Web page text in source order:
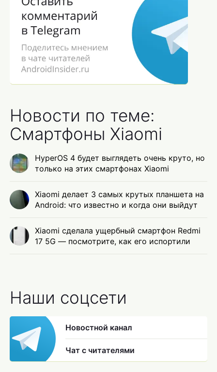
Новости по теме:
Смартфоны Xiaomi
HyperOS 4 будет выглядеть очень круто, но
только на этих смартфонах Xiaomi
Xiaomi делает 3 самых крутых планшета на
Android: что известно и когда они выйдут
Xiaomi сделала ущербный смартфон Redmi
17 5G — посмотрите, как его испортили
Наши соцсети
Новостной канал
Чат с читателями